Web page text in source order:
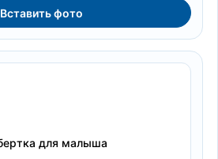
Вставить фото